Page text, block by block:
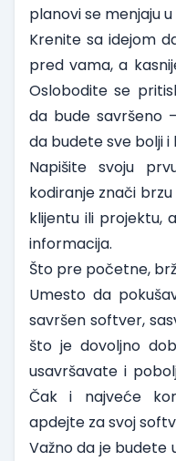
planovi se menjaju
Krenite sa idejom
pred vama, a
Oslobodite se
da bude savršeno
da budete sve bolji i
Napišite svoju
kodiranje znači
klijentu ili projektu,
informacija.
Što pre početne,
Umesto da
savršen softver,
što je dovoljno
usavršavate i
Čak i najveće
apdejte za svoj
Važno da je budete